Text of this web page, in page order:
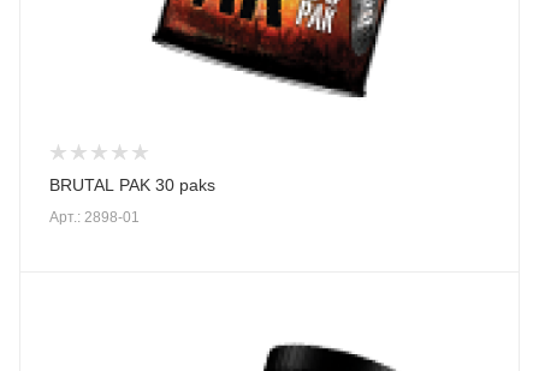
BRUTAL PAK 30 paks
Арт.: 2898-01